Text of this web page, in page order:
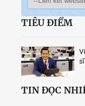
TIÊU ĐIỂM
TIN ĐỌC